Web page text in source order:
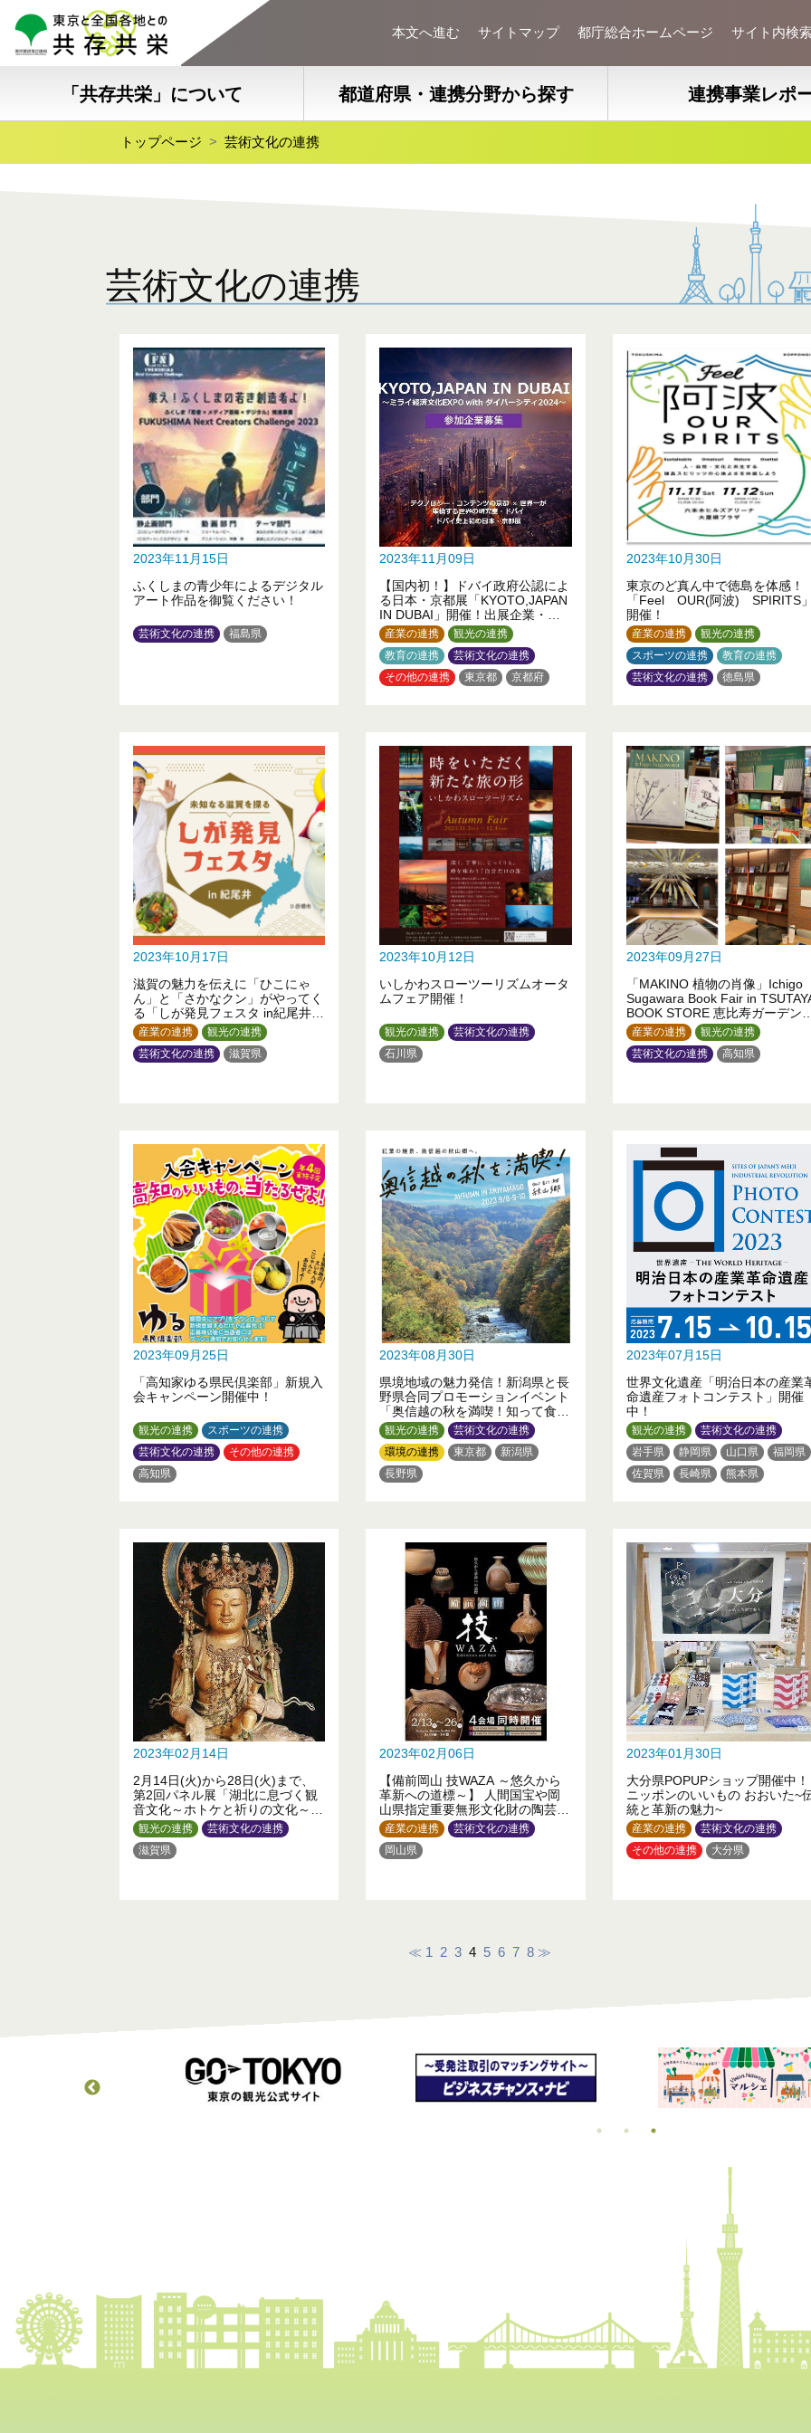
本文へ進む サイトマップ 都庁総合ホームページ サイト内検
「共存共栄」について 都道府県・連携分野から探す 連携事業レポ
トップページ 芸術文化の連携
芸術文化の連携
2023年11月15日
ふくしまの青少年によるデジタル
アート作品を御覧ください！
芸術文化の連携 福島県
2023年11月09日
【国内初！】ドバイ政府公認によ
る日本・京都展「KYOTO,JAPAN
IN DUBAI」開催！出展企業・ス
ポンサーを大募集！
産業の連携
観光の連携
教育の連携
芸術文化の連携
その他の連携
東京都 京都府
2023年10月30日
東京のど真ん中で徳島を体感！
「Feel OUR(阿波) SPIRITS
開催！
産業の連携
観光の連携
スポーツの連携
教育の連携
芸術文化の連携
徳島県
2023年10月17日
滋賀の魅力を伝えに「ひこにゃ
ん」と「さかなクン」がやってく
る「しが発見フェスタ in紀尾井」
を開催します！
産業の連携
観光の連携
芸術文化の連携
滋賀県
2023年10月12日
いしかわスローツーリズムオータ
ムフェア開催！
観光の連携
芸術文化の連携
石川県
2023年09月27日
「MAKINO 植物の肖像」Ichigo
Sugawara Book Fair in
BOOK STORE 恵比寿ガーデン
レイス店
産業の連携
観光の連携
芸術文化の連携
高知県
2023年09月25日
「高知家ゆる県民倶楽部」新規入
会キャンペーン開催中！
観光の連携
スポーツの連携
芸術文化の連携
その他の連携
高知県
2023年08月30日
県境地域の魅力発信！新潟県と長
野県合同プロモーションイベント
「奥信越の秋を満喫！知って食べ
て満喫 秋山郷」を表参道・新潟
館ネスパスで開催します。
観光の連携
芸術文化の連携
環境の連携
東京都
新潟県
長野県
2023年07月15日
世界文化遺産「明治日本の産業
命遺産フォトコンテスト」開催
中！
観光の連携
芸術文化の連携
岩手県
静岡県 山口県
福岡県
佐賀県
長崎県
熊本県
2023年02月14日
2月14日(火)から28日(火)まで、
第2回パネル展「湖北に息づく観
音文化～ホトケと祈りの文化～」
が浅草文化観光センターで開催さ
れています！
観光の連携
芸術文化の連携
滋賀県
2023年02月06日
【備前岡山 技WAZA ～悠久から
革新への道標～】 人間国宝や岡
山県指定重要無形文化財の陶芸家
の作品から日々の暮らしを彩る
品々まで。晴れの国岡山備前エリ
アの逸品が一堂に会します！
産業の連携
芸術文化の連携
岡山県
2023年01月30日
大分県POPUPショップ開催中！
ニッポンのいいもの おおいた~
統と革新の魅力~
産業の連携
芸術文化の連携
その他の連携
大分県
≪ 1 2 3 4 5 6 7 8 ≫